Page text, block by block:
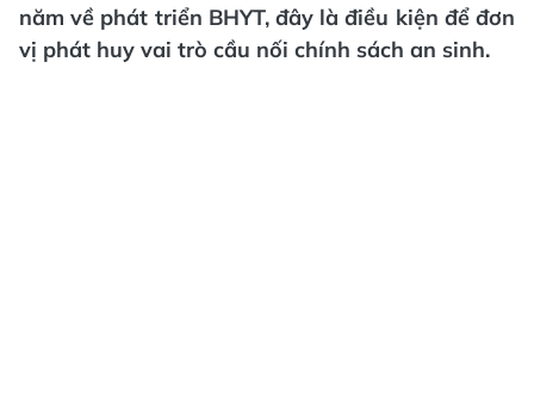
năm về phát triển BHYT, đây là điều kiện để đơn
vị phát huy vai trò cầu nối chính sách an sinh.